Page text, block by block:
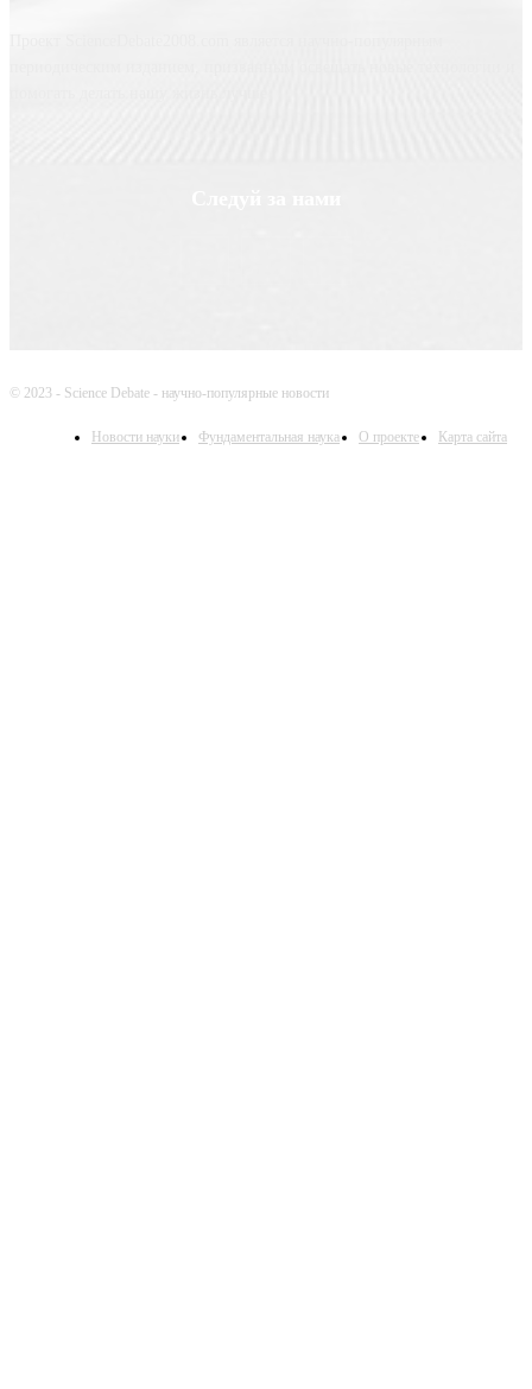
© 2023 - Science Debate - научно-популярные новости
Новости науки Фундаментальная наука О проекте Карта сайта